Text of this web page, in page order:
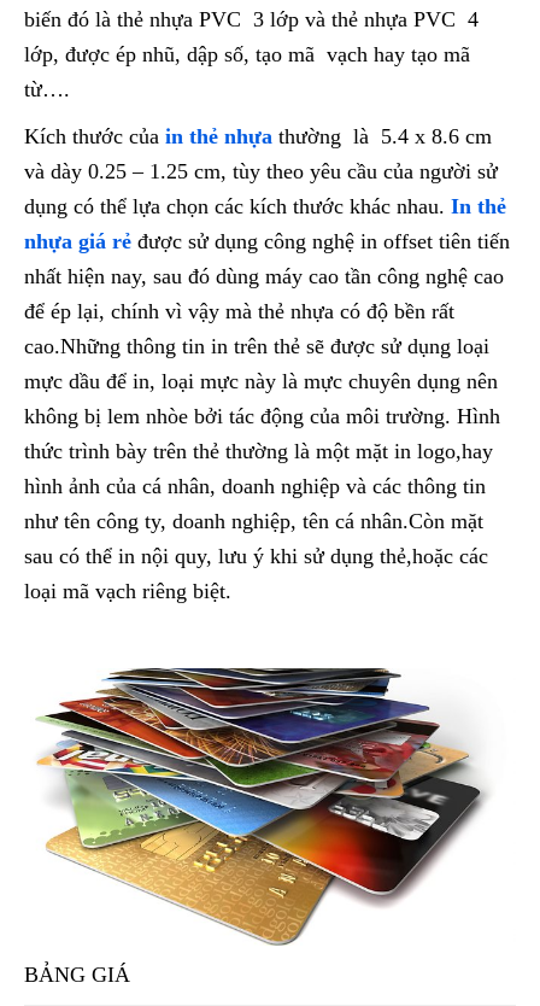
biến đó là thẻ nhựa PVC 3 lớp và thẻ nhựa PVC 4
lớp, được ép nhũ, dập số, tạo mã vạch hay tạo mã
từ….
Kích thước của in thẻ nhựa thường là 5.4 x 8.6 cm
và dày 0.25 – 1.25 cm, tùy theo yêu cầu của người sử
dụng có thể lựa chọn các kích thước khác nhau. In thẻ
nhựa giá rẻ được sử dụng công nghệ in offset tiên tiến
nhất hiện nay, sau đó dùng máy cao tần công nghệ cao
để ép lại, chính vì vậy mà thẻ nhựa có độ bền rất
cao.Những thông tin in trên thẻ sẽ được sử dụng loại
mực dầu để in, loại mực này là mực chuyên dụng nên
không bị lem nhòe bởi tác động của môi trường. Hình
thức trình bày trên thẻ thường là một mặt in logo,hay
hình ảnh của cá nhân, doanh nghiệp và các thông tin
như tên công ty, doanh nghiệp, tên cá nhân.Còn mặt
sau có thể in nội quy, lưu ý khi sử dụng thẻ,hoặc các
loại mã vạch riêng biệt.
BẢNG GIÁ